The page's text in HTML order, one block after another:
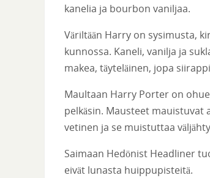
kanelia ja bourbon vaniljaa.
Väriltään Harry on sysimusta,
kunnossa. Kaneli, vanilja ja
makea, täyteläinen, jopa
Maultaan Harry Porter on
pelkäsin. Mausteet mauistuvat
vetinen ja se muistuttaa
Saimaan Hedönist Headliner
eivät lunasta huippupisteitä.